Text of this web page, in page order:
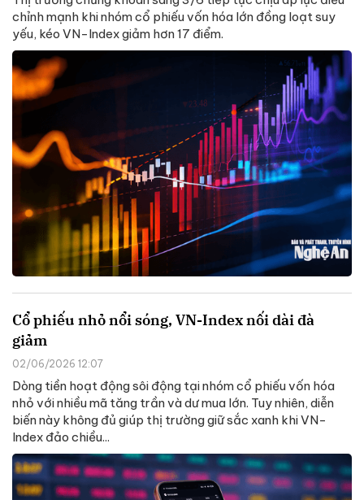
chỉnh mạnh khi nhóm cổ phiếu vốn hóa lớn đồng loạt suy
yếu, kéo VN-Index giảm hơn 17 điểm.
Cổ phiếu nhỏ nổi sóng, VN-Index nối dài đà
giảm
02/06/2026 12:07
Dòng tiền hoạt động sôi động tại nhóm cổ phiếu vốn hóa
nhỏ với nhiều mã tăng trần và dư mua lớn. Tuy nhiên, diễn
biến này không đủ giúp thị trường giữ sắc xanh khi VN-
Index đảo chiều...